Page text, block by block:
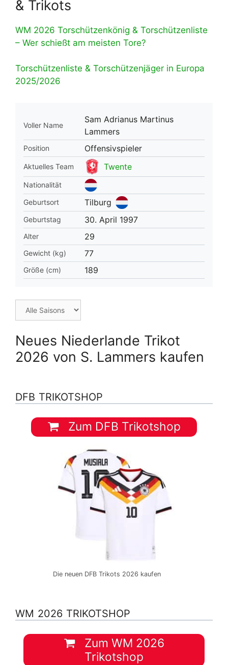
& Trikots
WM 2026 Torschützenkönig & Torschützenliste
– Wer schießt am meisten Tore?
Torschützenliste & Torschützenjäger in Europa
2025/2026
Voller Name
Sam Adrianus Martinus
Lammers
Position Offensivspieler
Aktuelles Team Twente
Nationalität
Geburtsort
Tilburg
Geburtstag 30. April 1997
Alter 29
Gewicht (kg) 77
Größe (cm) 189
Neues Niederlande Trikot
2026 von S. Lammers kaufen
DFB TRIKOTSHOP
Zum DFB Trikotshop
Die neuen DFB Trikots 2026 kaufen
WM 2026 TRIKOTSHOP
Zum WM 2026
Trikotshop